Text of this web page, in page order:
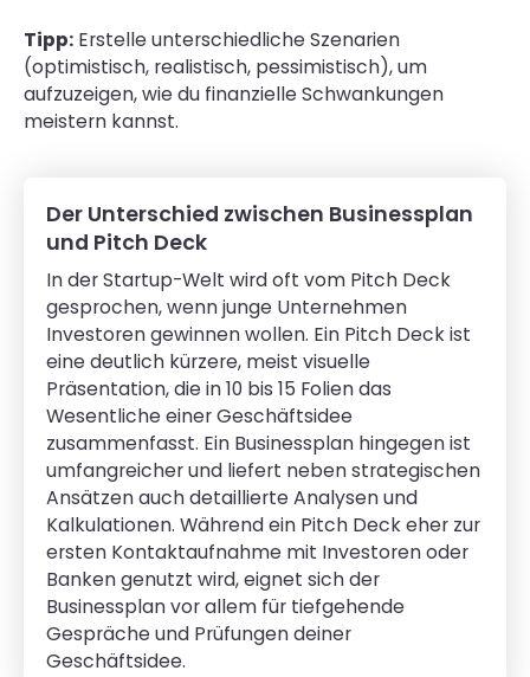
Tipp:Erstelle unterschiedliche Szenarien
(optimistisch, realistisch, pessimistisch), um
aufzuzeigen, wie du finanzielle Schwankungen
meistern kannst.
Der Unterschied zwischen Businessplan
und Pitch Deck
In der Startup-Welt wird oft vom Pitch Deck
gesprochen, wenn junge Unternehmen
Investoren gewinnen wollen. Ein Pitch Deck ist
eine deutlich kürzere, meist visuelle
Präsentation, die in 10 bis 15 Folien das
Wesentliche einer Geschäftsidee
zusammenfasst. Ein Businessplan hingegen ist
umfangreicher und liefert neben strategischen
Ansätzen auch detaillierte Analysen und
Kalkulationen. Während ein Pitch Deck eher zur
ersten Kontaktaufnahme mit Investoren oder
Banken genutzt wird, eignet sich der
Businessplan vor allem für tiefgehende
Gespräche und Prüfungen deiner
Geschäftsidee.